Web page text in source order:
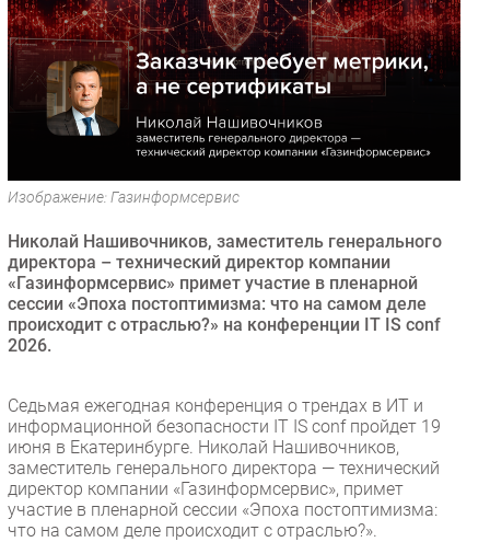
Безопасность
Инновации
CIO/Управление ИТ
Гаджеты
РАЗДЕЛЫ
Новости
Аналитика
Интервью
Мероприятия
IT класс
Тестовый стенд
Каталог компаний
Изображение: Газинформсервис
Николай Нашивочников, заместитель генерального
директора – технический директор компании
«Газинформсервис» примет участие в пленарной
сессии «Эпоха постоптимизма: что на самом деле
происходит с отраслью?» на конференции IT IS conf
2026.
Седьмая ежегодная конференция о трендах в ИТ и
информационной безопасности IT IS conf пройдет 19
июня в Екатеринбурге. Николай Нашивочников,
заместитель генерального директора — технический
директор компании «Газинформсервис», примет
участие в пленарной сессии «Эпоха постоптимизма:
что на самом деле происходит с отраслью?».